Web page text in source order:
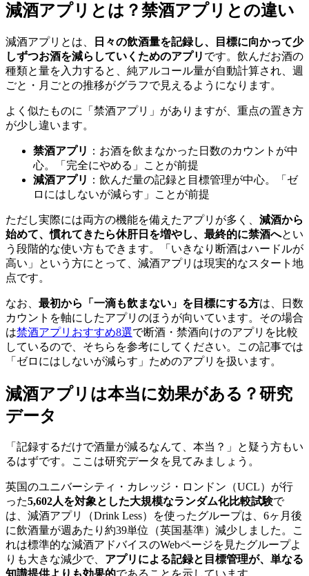
減酒アプリとは？禁酒アプリとの違い
減酒アプリとは、
日々の飲酒量を記録し、目標に向かって少
しずつお酒を減らしていくためのアプリ です。飲んだお酒の
種類と量を入力すると、純アルコール量が自動計算され、週
ごと・月ごとの推移がグラフで見えるようになります。
よく似たものに「禁酒アプリ」がありますが、重点の置き方
が少し違います。
禁酒アプリ ：お酒を飲まなかった日数のカウントが中
心。「完全にやめる」ことが前提
減酒アプリ ：飲んだ量の記録と目標管理が中心。「ゼ
ロにはしないが減らす」ことが前提
ただし実際には両方の機能を備えたアプリが多く、 減酒から
始めて、慣れてきたら休肝日を増やし、最終的に禁酒へとい
う段階的な使い方もできます。「いきなり断酒はハードルが
高い」という方にとって、減酒アプリは現実的なスタート地
点です。
なお、 最初から「一滴も飲まない」を目標にする方は、日数
カウントを軸にしたアプリのほうが向いています。その場合
は禁酒アプリおすすめ8選で断酒・禁酒向けのアプリを比較
しているので、そちらを参考にしてください。この記事では
「ゼロにはしないが減らす」ためのアプリを扱います。
減酒アプリは本当に効果がある？研究
データ
「記録するだけで酒量が減るなんて、本当？」と疑う方もい
るはずです。ここは研究データを見てみましょう。
英国のユニバーシティ・カレッジ・ロンドン（UCL）が行
った5,602人を対象とした大規模なランダム化比較試験で
は、減酒アプリ（Drink Less）を使ったグループは、6ヶ月後
に飲酒量が週あたり約39単位（英国基準）減少しました。こ
れは標準的な減酒アドバイスのWebページを見たグループよ
りも大きな減少で、 アプリによる記録と目標管理が、単なる